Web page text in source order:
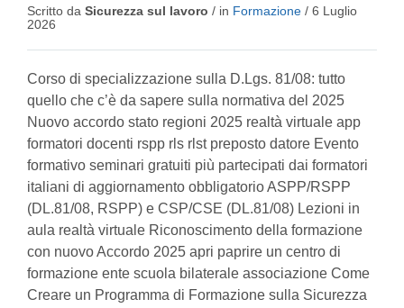
Scritto da Sicurezza sul lavoro / in Formazione / 6 Luglio
2026
Corso di specializzazione sulla D.Lgs. 81/08: tutto
quello che c’è da sapere sulla normativa del 2025
Nuovo accordo stato regioni 2025 realtà virtuale app
formatori docenti rspp rls rlst preposto datore Evento
formativo seminari gratuiti più partecipati dai formatori
italiani di aggiornamento obbligatorio ASPP/RSPP
(DL.81/08, RSPP) e CSP/CSE (DL.81/08) Lezioni in
aula realtà virtuale Riconoscimento della formazione
con nuovo Accordo 2025 apri paprire un centro di
formazione ente scuola bilaterale associazione Come
Creare un Programma di Formazione sulla Sicurezza